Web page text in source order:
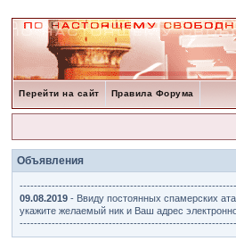
Перейти на сайт Правила Форума
Объявления
09.08.2019 - Ввиду постоянных спамерских
укажите желаемый ник и Ваш адрес